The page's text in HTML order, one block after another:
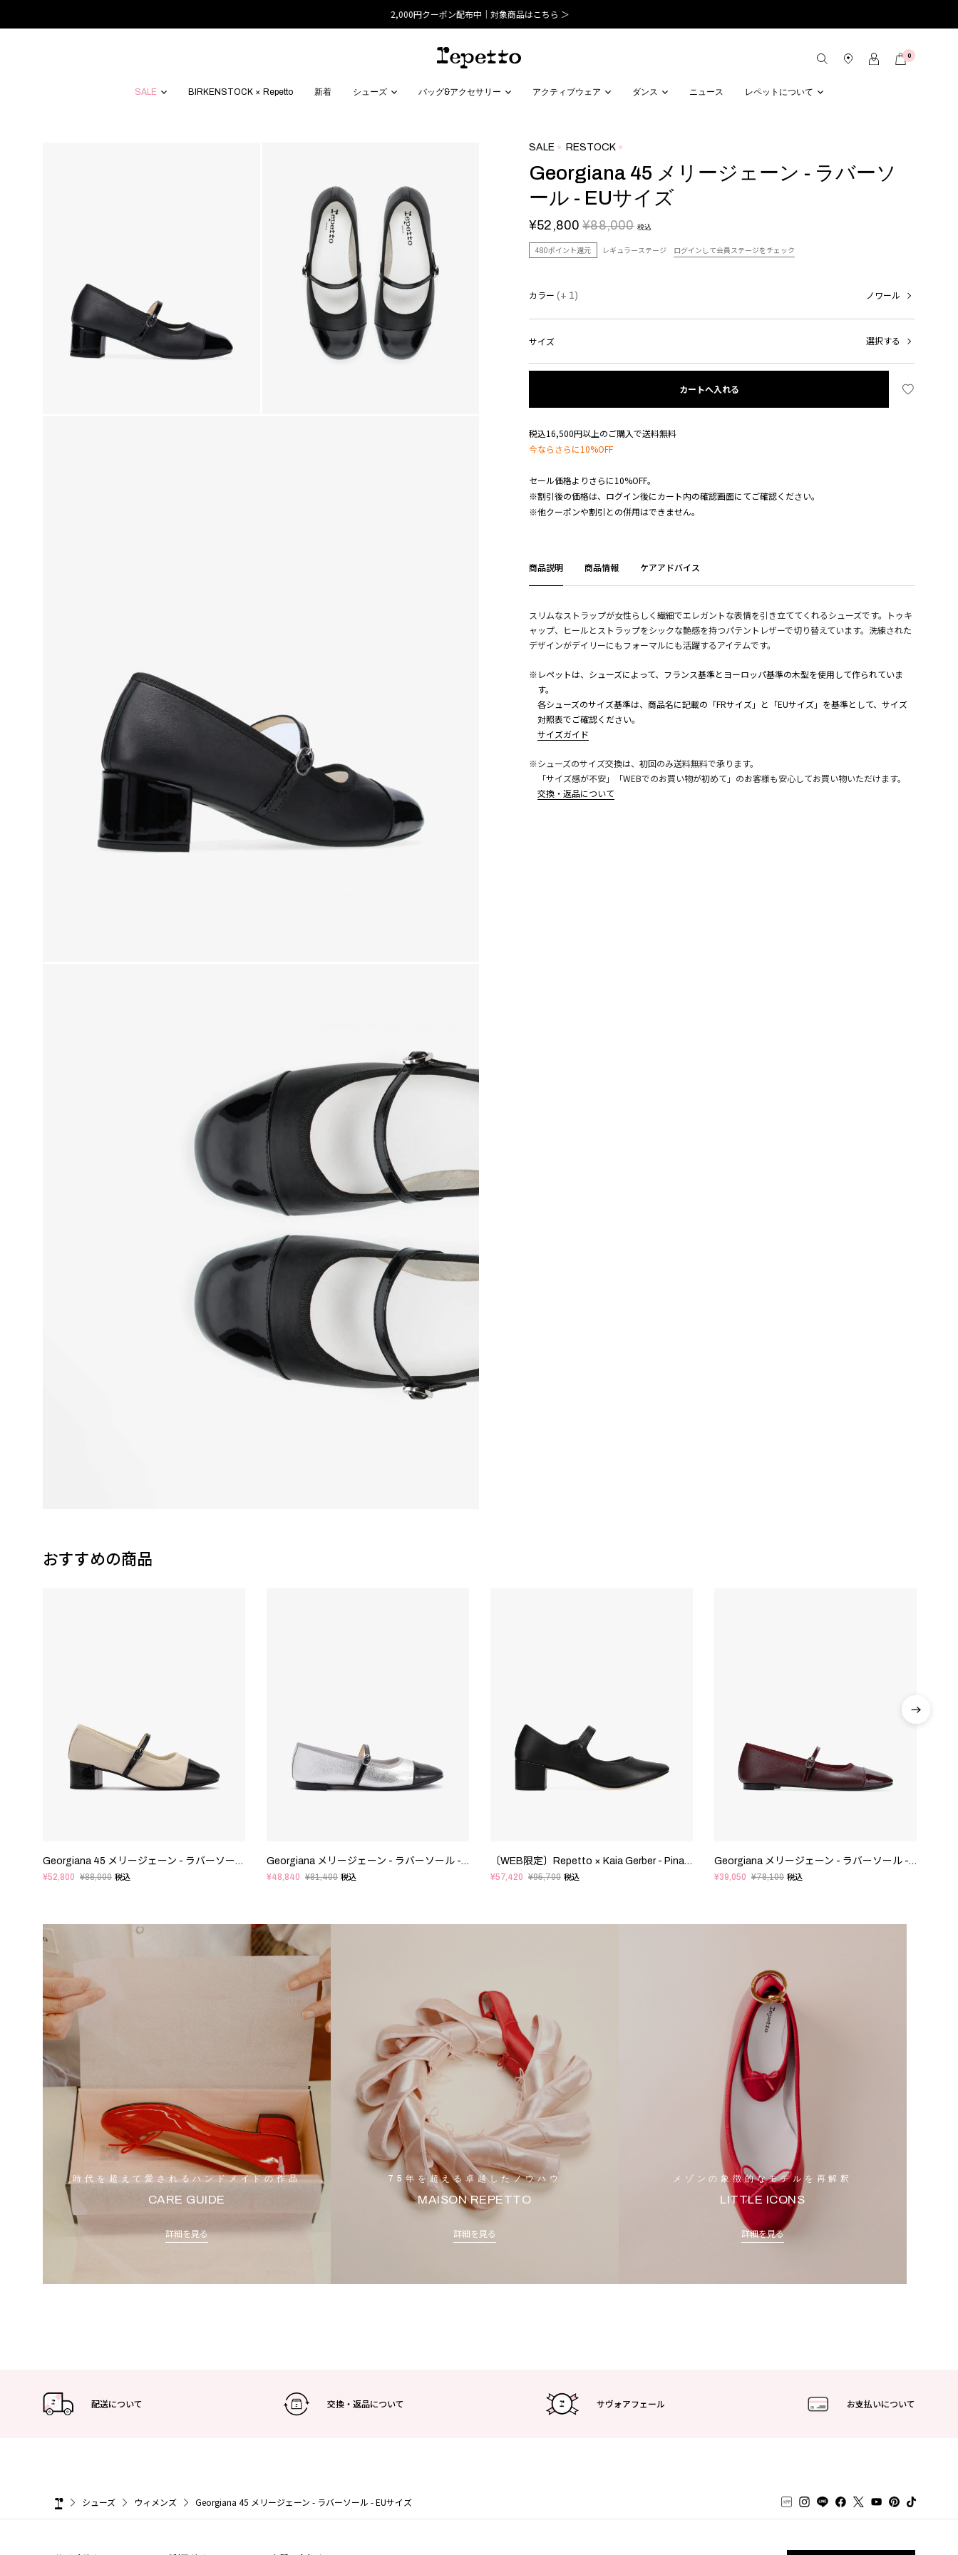
2,000円クーポン配布中｜対象商品はこちら ＞
0
SALE BIRKENSTOCK × Repetto 新着 シューズ バッグ&アクセサリー アクティブウェア ダンス ニュース レペットについて
SALE RESTOCK
Georgiana 45 メリージェーン - ラバーソ
ール - EUサイズ
¥52,800 ¥88,000 税込
480ポイント還元 レギュラーステージ ログインして会員ステージをチェック
カラー (+ 1) ノワール
サイズ 選択する
カートへ入れる
税込16,500円以上のご購入で送料無料
今ならさらに10%OFF
セール価格よりさらに10%OFF。
※割引後の価格は、ログイン後にカート内の確認画面にてご確認ください。
※他クーポンや割引との併用はできません。
商品説明 商品情報 ケアアドバイス
スリムなストラップが女性らしく繊細でエレガントな表情を引き立ててくれるシューズです。トゥキ
ャップ、ヒールとストラップをシックな艶感を持つパテントレザーで切り替えています。洗練された
デザインがデイリーにもフォーマルにも活躍するアイテムです。
※レペットは、シューズによって、フランス基準とヨーロッパ基準の木型を使用して作られていま
す。
各シューズのサイズ基準は、商品名に記載の「FRサイズ」と「EUサイズ」を基準として、サイズ
対照表でご確認ください。
サイズガイド
※シューズのサイズ交換は、初回のみ送料無料で承ります。
「サイズ感が不安」「WEBでのお買い物が初めて」のお客様も安心してお買い物いただけます。
交換・返品について
おすすめの商品
Georgiana 45 メリージェーン - ラバーソール - EUサイズ
¥52,800 ¥88,000 税込
Georgiana メリージェーン - ラバーソール - EUサイズ
¥48,840 ¥81,400 税込
〔WEB限定〕Repetto × Kaia Gerber - Pina メリージェーン - EUサイズ
¥57,420 ¥95,700 税込
Georgiana メリージェーン - ラバーソール - EUサイズ
¥39,050 ¥78,100 税込
時代を超えて愛されるハンドメイドの作品
CARE GUIDE
詳細を見る
75年を超える卓越したノウハウ
MAISON REPETTO
詳細を見る
メゾンの象徴的なモデルを再解釈
LITTLE ICONS
詳細を見る
配送について 交換・返品について サヴォアフェール お支払いについて
シューズ ウィメンズ Georgiana 45 メリージェーン - ラバーソール - EUサイズ